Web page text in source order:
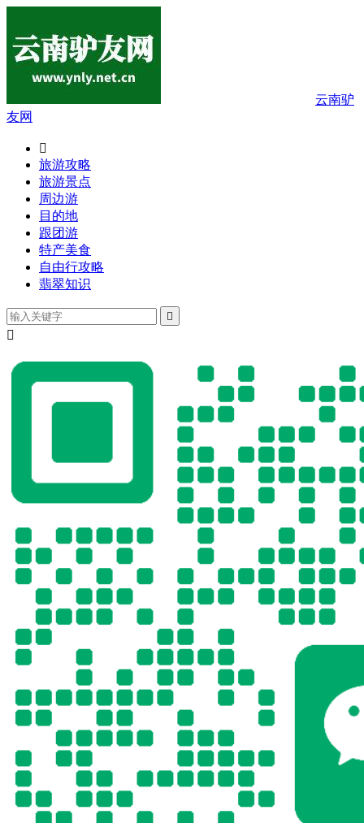
云南驴
友网

旅游攻略
旅游景点
周边游
目的地
跟团游
特产美食
自由行攻略
翡翠知识

